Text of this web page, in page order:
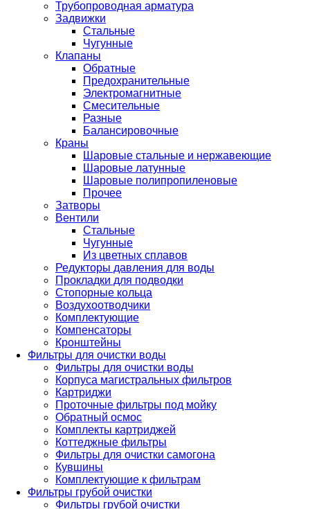
Трубопроводная арматура
Задвижки
Стальные
Чугунные
Клапаны
Обратные
Предохранительные
Электромагнитные
Смесительные
Разные
Балансировочные
Краны
Шаровые стальные и нержавеющие
Шаровые латунные
Шаровые полипропиленовые
Прочее
Затворы
Вентили
Стальные
Чугунные
Из цветных сплавов
Редукторы давления для воды
Прокладки для подводки
Стопорные кольца
Воздухоотводчики
Комплектующие
Компенсаторы
Кронштейны
Фильтры для очистки воды
Фильтры для очистки воды
Корпуса магистральных фильтров
Картриджи
Проточные фильтры под мойку
Обратный осмос
Комплекты картриджей
Коттеджные фильтры
Фильтры для очистки самогона
Кувшины
Комплектующие к фильтрам
Фильтры грубой очистки
Фильтры грубой очистки